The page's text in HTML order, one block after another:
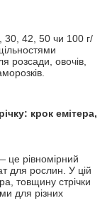
30, 42, 50 чи 100 г/
розсади, овочів,
крок емітера,
це рівномірний
для рослин. У цій
товщину стрічки
для різних